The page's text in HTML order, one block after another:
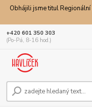
Obhájili jsme titul
+420 601 350 303
(Po-Pá, 8-16 hod.)